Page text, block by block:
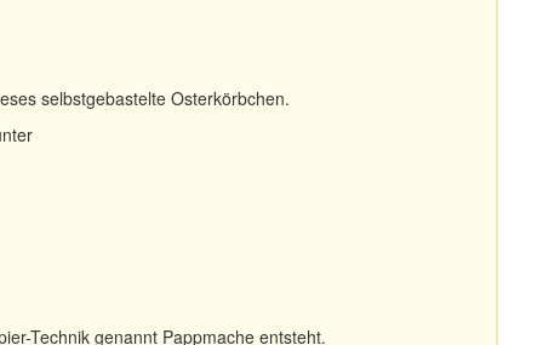
selbstgebastelte Osterkörbchen.
Technik genannt Pappmache entsteht.